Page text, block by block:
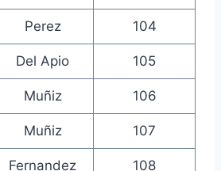
Perez 104
Del Apio 105
Muñiz 106
Muñiz 107
Fernandez 108